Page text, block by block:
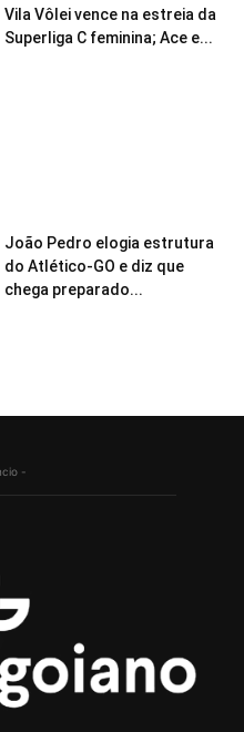
Vila Vôlei vence na estreia da
Superliga C feminina; Ace e...
João Pedro elogia estrutura
do Atlético-GO e diz que
chega preparado...
-